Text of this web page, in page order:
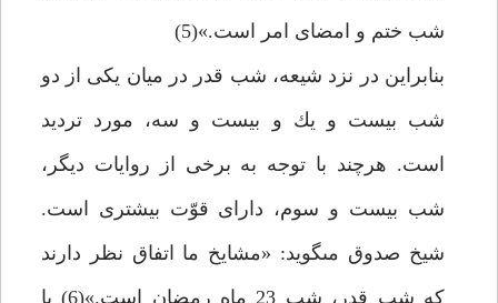
شب ختم و امضاى امر است.»(5)
بنابراين در نزد شيعه، شب قدر در ميان يكى از دو
شب بيست و يك و بيست و سه، مورد ترديد
است. هرچند با توجه به برخى از روايات ديگر،
شب بيست و سوم، داراى قوّت بيشترى است.
شيخ صدوق مى‏گويد: «مشايخ ما اتفاق نظر دارند
كه شب قدر، شب 23 ماه رمضان است.»(6) با